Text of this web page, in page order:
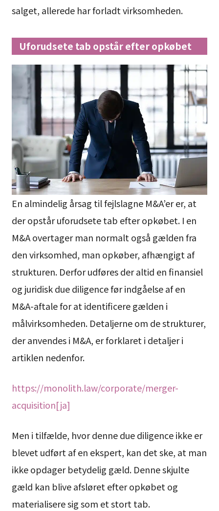
salget, allerede har forladt virksomheden.
Uforudsete tab opstår efter opkøbet
En almindelig årsag til fejlslagne M&A’er er, at
der opstår uforudsete tab efter opkøbet. I en
M&A overtager man normalt også gælden fra
den virksomhed, man opkøber, afhængigt af
strukturen. Derfor udføres der altid en finansiel
og juridisk due diligence før indgåelse af en
M&A-aftale for at identificere gælden i
målvirksomheden. Detaljerne om de strukturer,
der anvendes i M&A, er forklaret i detaljer i
artiklen nedenfor.
https://monolith.law/corporate/merger-
acquisition[ja]
Men i tilfælde, hvor denne due diligence ikke er
blevet udført af en ekspert, kan det ske, at man
ikke opdager betydelig gæld. Denne skjulte
gæld kan blive afsløret efter opkøbet og
materialisere sig som et stort tab.